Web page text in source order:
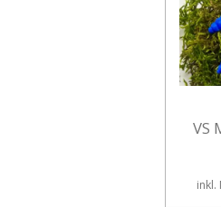
VS
inkl.